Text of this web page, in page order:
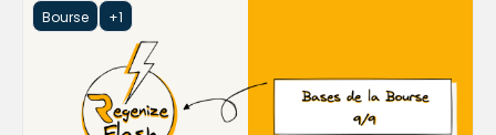
Bourse +1